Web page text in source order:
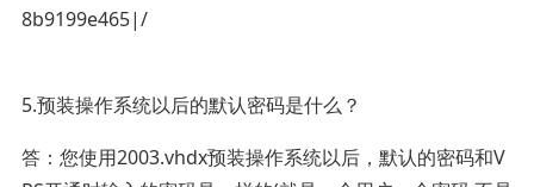
8b9199e465|/
5.预装操作系统以后的默认密码是什么？
答：您使用2003.vhdx预装操作系统以后，默认的密码和V